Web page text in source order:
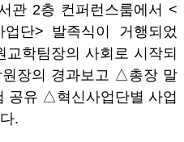
관 2층 컨퍼런스룸에서 <
단> 발족식이 거행되었
학팀장의 사회로 시작되
장의 경과보고 △총장 말
공유 △혁신사업단별 사업
.